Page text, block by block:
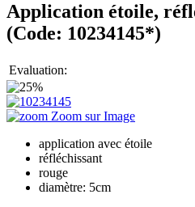
Application étoile,
(Code: 10234145*)
Evaluation:
Zoom sur Image
application avec étoile
réfléchissant
rouge
diamètre: 5cm